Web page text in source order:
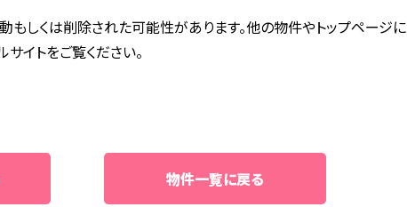
もしくは削除された可能性があります。他の物件やトップページに
イトをご覧ください。
物件一覧に戻る